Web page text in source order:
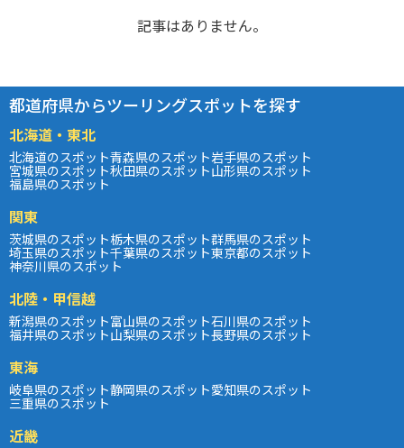
記事はありません。
都道府県からツーリングスポットを探す
北海道・東北
北海道のスポット青森県のスポット岩手県のスポット
宮城県のスポット秋田県のスポット山形県のスポット
福島県のスポット
関東
茨城県のスポット栃木県のスポット群馬県のスポット
埼玉県のスポット千葉県のスポット東京都のスポット
神奈川県のスポット
北陸・甲信越
新潟県のスポット富山県のスポット石川県のスポット
福井県のスポット山梨県のスポット長野県のスポット
東海
岐阜県のスポット静岡県のスポット愛知県のスポット
三重県のスポット
近畿